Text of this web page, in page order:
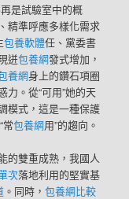
是試驗室中的概
精準呼應多樣化需求
包養軟體任、黨委書
迸包養網發式增加，
養網身上的鑽石項圈
。從“可用”她的天
模式，這是一種保護
常包養網用”的趨向。
的雙重成熟，我國人
次落地利用的堅實基
。同時，包養網比較